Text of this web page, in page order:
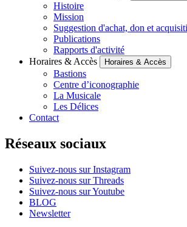
Histoire
Mission
Suggestion d'achat, don et
Publications
Rapports d'activité
Horaires & Accès
Horaires & Accès
Bastions
Centre d’iconographie
La Musicale
Les Délices
Contact
Réseaux sociaux
Suivez-nous sur Instagram
Suivez-nous sur Threads
Suivez-nous sur Youtube
BLOG
Newsletter